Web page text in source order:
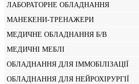
ЛАБОРАТОРНЕ ОБЛАДНАННЯ
МАНЕКЕНИ-ТРЕНАЖЕРИ
МЕДИЧНЕ ОБЛАДНАННЯ Б/В
МЕДИЧНІ МЕБЛІ
ОБЛАДНАННЯ ДЛЯ ІММОБІЛІЗАЦІЇ
ОБЛАДНАННЯ ДЛЯ НЕЙРОХІРУРГІЇ